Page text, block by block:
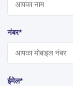
नंबर*
ईमेल*